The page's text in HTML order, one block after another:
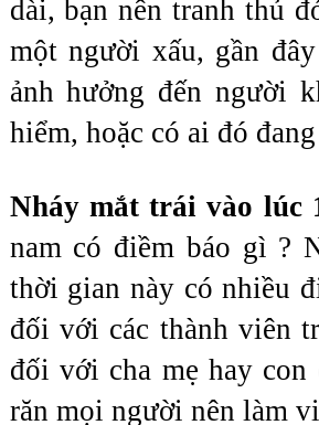
dài, bạn nên tranh thủ
một người xấu, gần
ảnh hưởng đến người
hiểm, hoặc có ai đó
Nháy mắt trái vào lúc
nam có điềm báo gì ?
thời gian này có nhiều
đối với các thành viên
đối với cha mẹ hay
răn mọi người nên làm